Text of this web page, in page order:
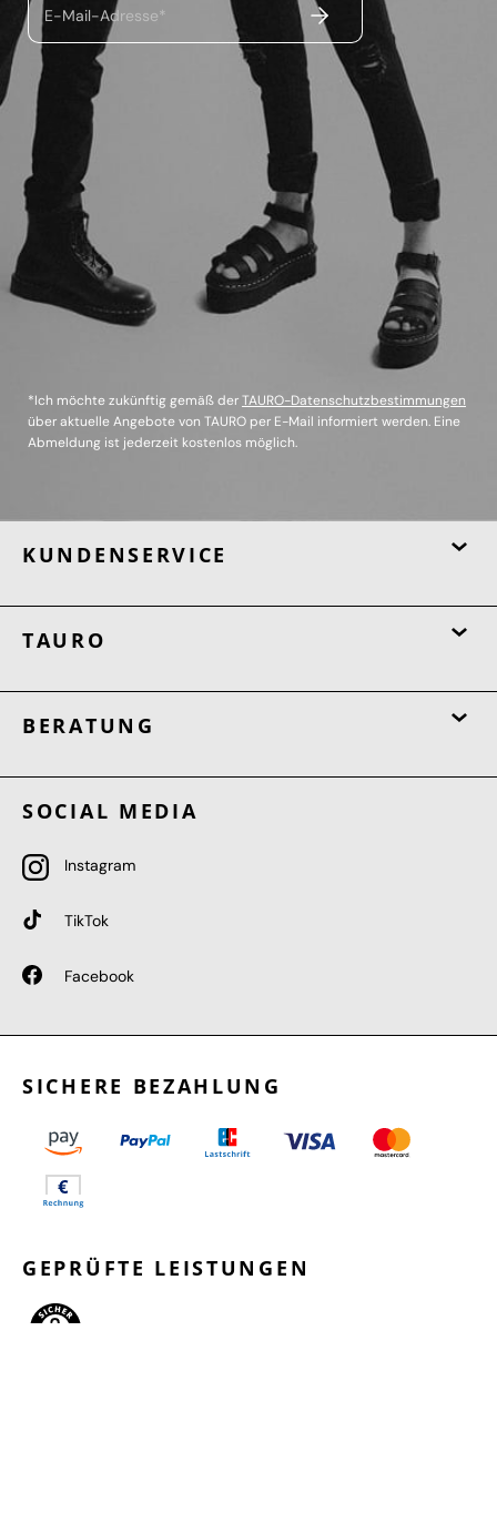
E-Mail-Adresse* ABSENDEN
*Ich möchte zukünftig gemäß derTAURO-Datenschutzbestimmungen
über aktuelle Angebote von TAURO per E-Mail informiert werden. Eine
Abmeldung ist jederzeit kostenlos möglich.
KUNDENSERVICE
TAURO
BERATUNG
SOCIAL MEDIA
Instagram
TikTok
Facebook
SICHERE BEZAHLUNG
GEPRÜFTE LEISTUNGEN